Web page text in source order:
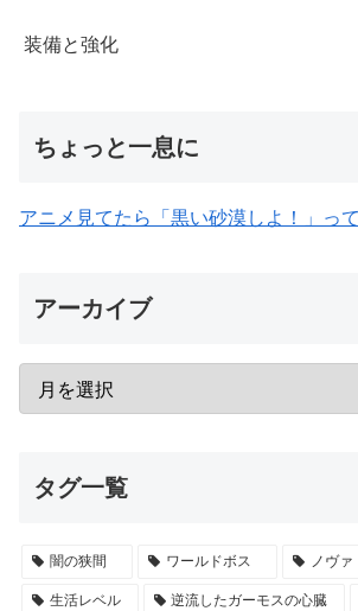
装備と強化
ちょっと一息に
アニメ見てたら「黒い砂漠しよ！」っ
アーカイブ
タグ一覧
闇の狭間 ワールドボス ノヴァ
生活レベル 逆流したガーモスの心臓